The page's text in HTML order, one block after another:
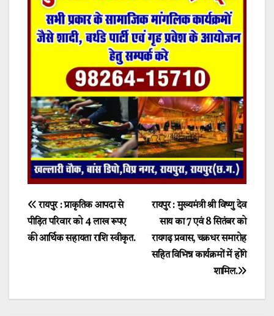
Post
navigation
रायपुर : मुख्यमंत्री श्री विष्णु देव
साय का 7 एवं 8 सितंबर को
रायगढ़ प्रवास, चक्रधर समारोह
सहित विभिन्न कार्यक्रमों में होंगे
शामिल.
रायपुर : प्राकृतिक आपदा से
पीड़ित परिवार को 4 लाख रूपए
की आर्थिक सहायता राशि स्वीकृत.